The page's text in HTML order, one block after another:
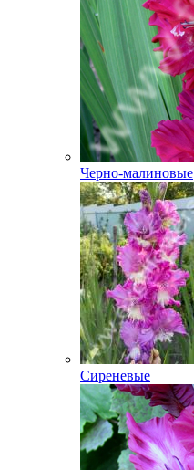
Черно-малиновые
Сиреневые